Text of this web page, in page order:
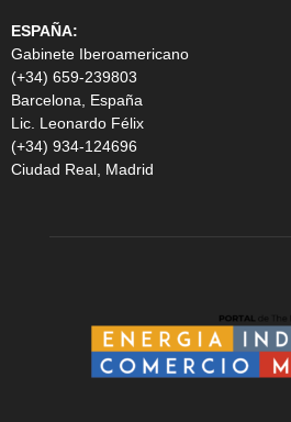
ESPAÑA:
Gabinete Iberoamericano
(+34) 659-239803
Barcelona, España
Lic. Leonardo Félix
(+34) 934-124696
Ciudad Real, Madrid